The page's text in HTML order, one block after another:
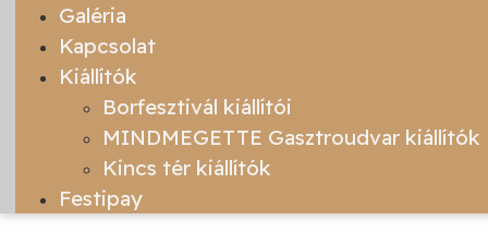
Galéria
Kapcsolat
Kiállítók
Borfesztivál kiállítói
MINDMEGETTE Gasztroudvar kiállítók
Kincs tér kiállítók
Festipay